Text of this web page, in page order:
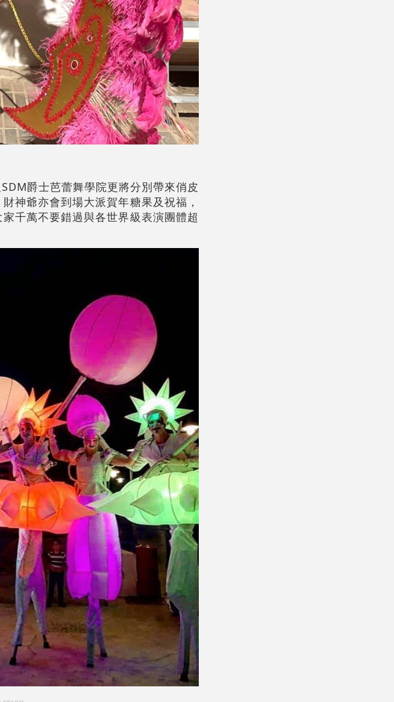
爵士芭蕾舞學院更將分別帶來俏皮
神爺亦會到場大派賀年糖果及祝福，
千萬不要錯過與各世界級表演團體超